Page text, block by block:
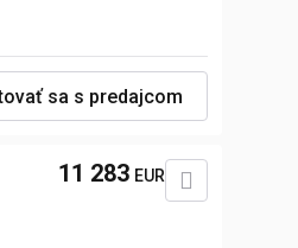
sa s predajcom
11 283 EUR